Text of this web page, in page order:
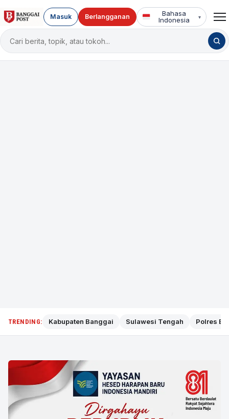
Cari
berita
Masuk Berlangganan
Bahasa
Indonesia
▾
TRENDING: Kabupaten Banggai Sulawesi Tengah Polres